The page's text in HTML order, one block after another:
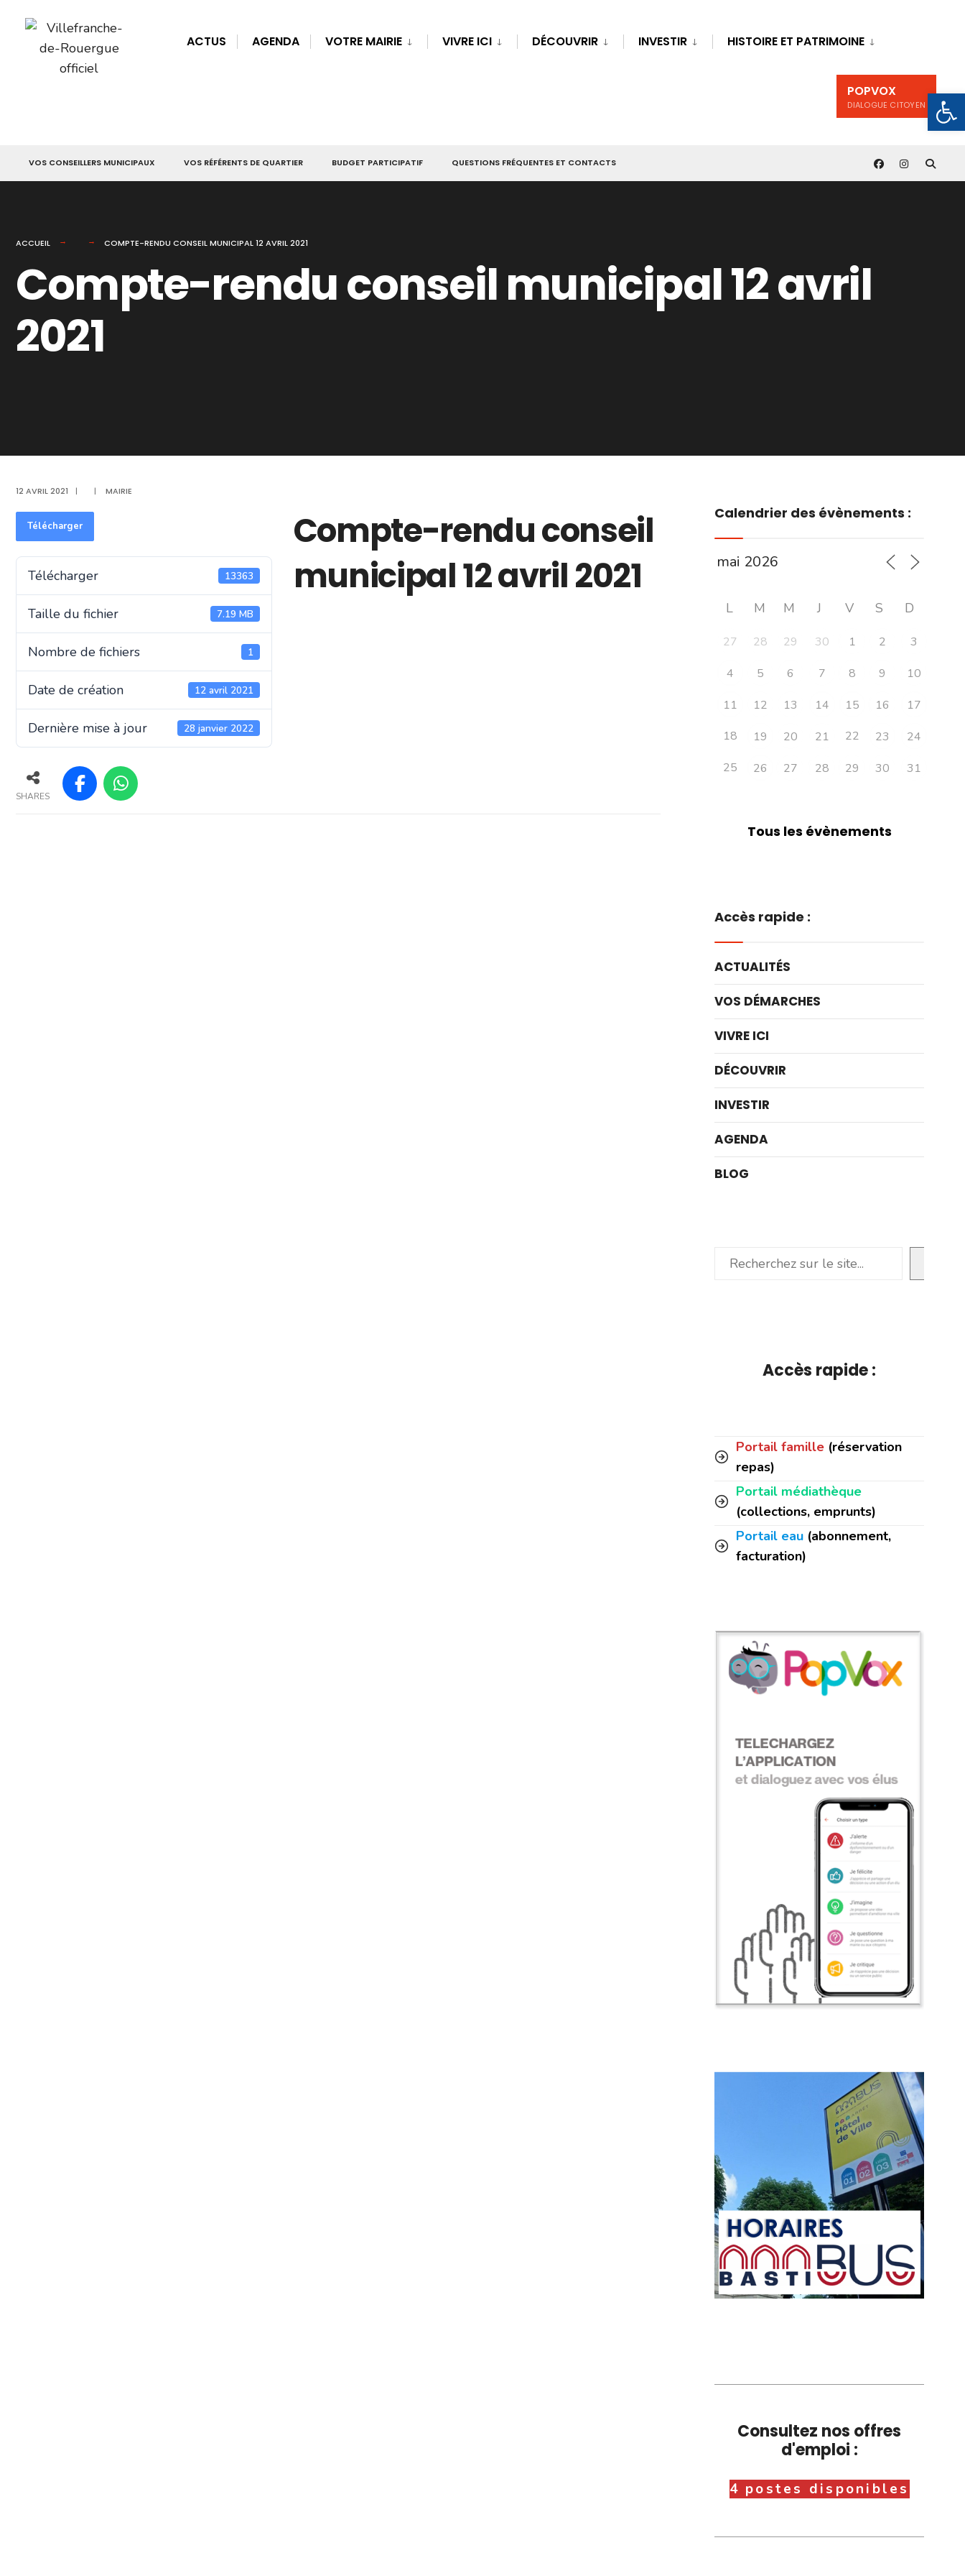
Skip
content
ACTUS AGENDA VOTRE MAIRIE VIVRE ICI DÉCOUVRIR INVESTIR HISTOIRE ET PATRIMOINE
POPVOX
DIALOGUE CITOYEN
VOS CONSEILLERS MUNICIPAUX VOS RÉFÉRENTS DE QUARTIER BUDGET PARTICIPATIF QUESTIONS FRÉQUENTES ET CONTACTS
ACCUEIL COMPTE-RENDU CONSEIL MUNICIPAL 12 AVRIL 2021
Compte-rendu conseil municipal 12 avril
2021
12 AVRIL 2021 | | MAIRIE
Télécharger
Télécharger 13363
Taille du fichier 7.19 MB
Nombre de fichiers 1
Date de création 12 avril 2021
Dernière mise à jour 28 janvier 2022
Compte-rendu conseil
municipal 12 avril 2021
SHARES
Calendrier des évènements :
L M M J V S D
27 28 29 30 1 2
3
4
5 6 7 8 9
10
11
12 13 14 15 16
17
18
19 20 21 22 23
24
25
26 27 28 29 30 31
Tous les évènements
Accès rapide :
ACTUALITÉS
VOS DÉMARCHES
VIVRE ICI
DÉCOUVRIR
INVESTIR
AGENDA
BLOG
Rechercher
Accès rapide :
Portail famille (réservation
repas)
Portail médiathèque
(collections, emprunts)
Portail eau (abonnement,
facturation)
Consultez nos offres
d'emploi :
4 postes disponibles